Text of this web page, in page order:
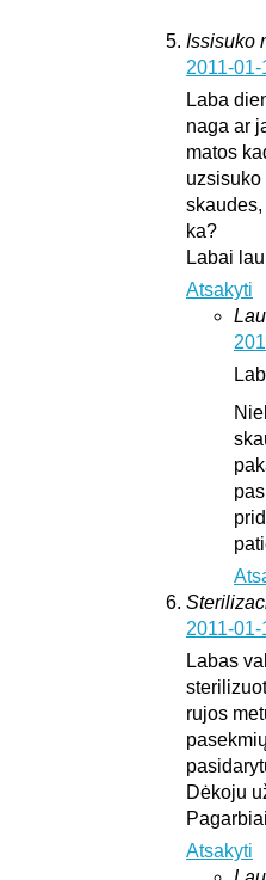
Issisuko
2011-
Laba
naga ar
matos
uzsisuko
ka?
Labai
Atsakyti
2011-
Labas
rujos
Dėkoju
Atsakyti